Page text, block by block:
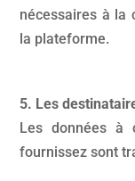
nécessaires à la
la plateforme.
5. Les
Les données à
fournissez sont